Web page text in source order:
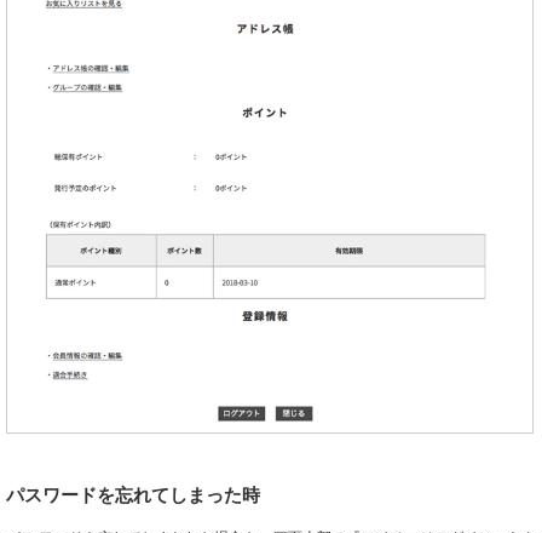
パスワードを忘れてしまった時